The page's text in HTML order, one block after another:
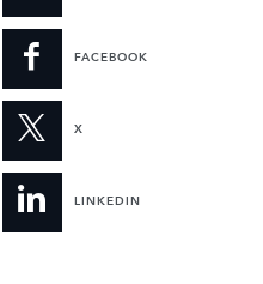
FACEBOOK
X
LINKEDIN